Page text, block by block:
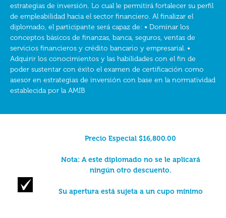
estrategias de inversión. Lo cual le permitirá fortalecer su perfil
de empleabilidad hacia el sector financiero. Al finalizar el
diplomado, el participante será capaz de: • Dominar los
conceptos básicos de finanzas, banca, seguros, ventas de
servicios financieros y crédito bancario y empresarial. •
Adquirir los conocimientos y las habilidades con el fin de
poder sustentar con éxito el examen de certificación como
asesor en estrategias de inversión con base en la normatividad
establecida por la AMIB
Precio Especial $16,800.00
Nota: A este diplomado no se le aplicará
ningún otro descuento.
Su apertura está sujeta a un cupo mínimo